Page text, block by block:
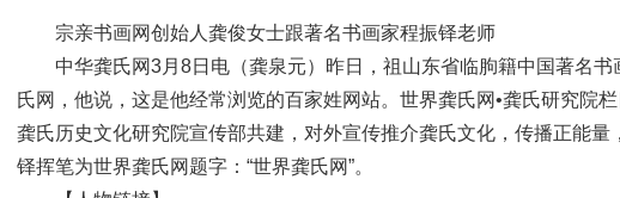
宗亲书画网创始人龚俊女士跟著名书画家程振铎老师
中华龚氏网3月8日电（龚泉元）昨日，祖山东省临朐籍中国著名书
氏网，他说，这是他经常浏览的百家姓网站。世界龚氏网•龚氏研究院
龚氏历史文化研究院宣传部共建，对外宣传推介龚氏文化，传播正能量
铎挥笔为世界龚氏网题字：“世界龚氏网”。